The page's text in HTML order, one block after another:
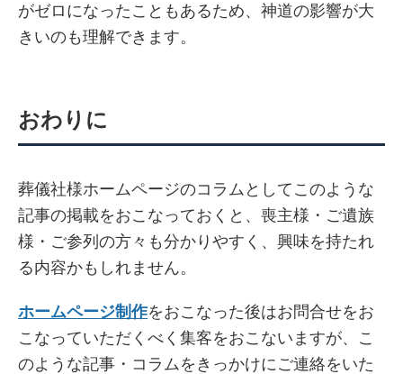
がゼロになったこともあるため、神道の影響が大
きいのも理解できます。
おわりに
葬儀社様ホームページのコラムとしてこのような
記事の掲載をおこなっておくと、喪主様・ご遺族
様・ご参列の方々も分かりやすく、興味を持たれ
る内容かもしれません。
ホームページ制作をおこなった後はお問合せをお
こなっていただくべく集客をおこないますが、こ
のような記事・コラムをきっかけにご連絡をいた